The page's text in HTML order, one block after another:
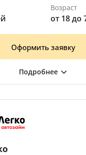
Возраст
от 18 до
Оформить заявку